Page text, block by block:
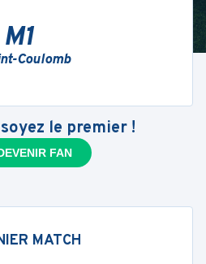
Coulomb
le premier !
FAN
MATCH